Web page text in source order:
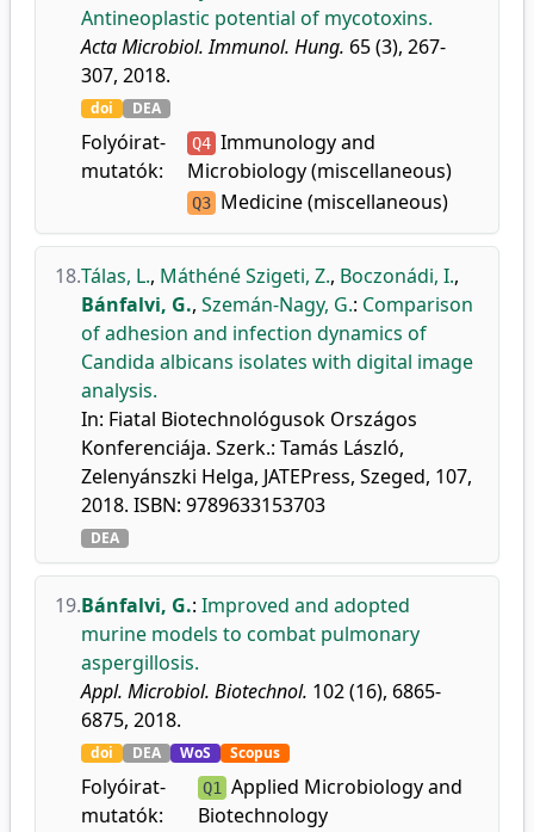
Antineoplastic potential of mycotoxins.
Acta Microbiol. Immunol. Hung. 65 (3), 267-
307, 2018.
doi DEA
Folyóirat-
mutatók:
Q4 Immunology and
Microbiology (miscellaneous)
Q3 Medicine (miscellaneous)
18.Tálas, L., Máthéné Szigeti, Z., Boczonádi, I.,
Bánfalvi, G., Szemán-Nagy, G.: Comparison
of adhesion and infection dynamics of
Candida albicans isolates with digital image
analysis.
In: Fiatal Biotechnológusok Országos
Konferenciája. Szerk.: Tamás László,
Zelenyánszki Helga, JATEPress, Szeged, 107,
2018. ISBN: 9789633153703
DEA
19.Bánfalvi, G.: Improved and adopted
murine models to combat pulmonary
aspergillosis.
Appl. Microbiol. Biotechnol. 102 (16), 6865-
6875, 2018.
doi DEA WoS Scopus
Folyóirat-
mutatók:
Q1
Applied Microbiology and
Biotechnology